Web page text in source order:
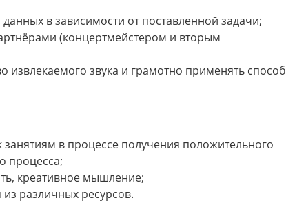
в зависимости от поставленной задачи;
(концертмейстером и вторым
извлекаемого звука и грамотно применять способ
в процессе получения положительного
процесса;
креативное мышление;
различных ресурсов.